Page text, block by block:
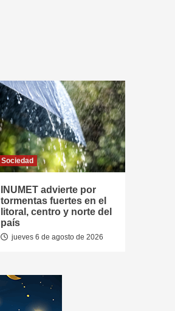
Sociedad
INUMET advierte por
tormentas fuertes en el
litoral, centro y norte del
país
jueves 6 de agosto de 2026